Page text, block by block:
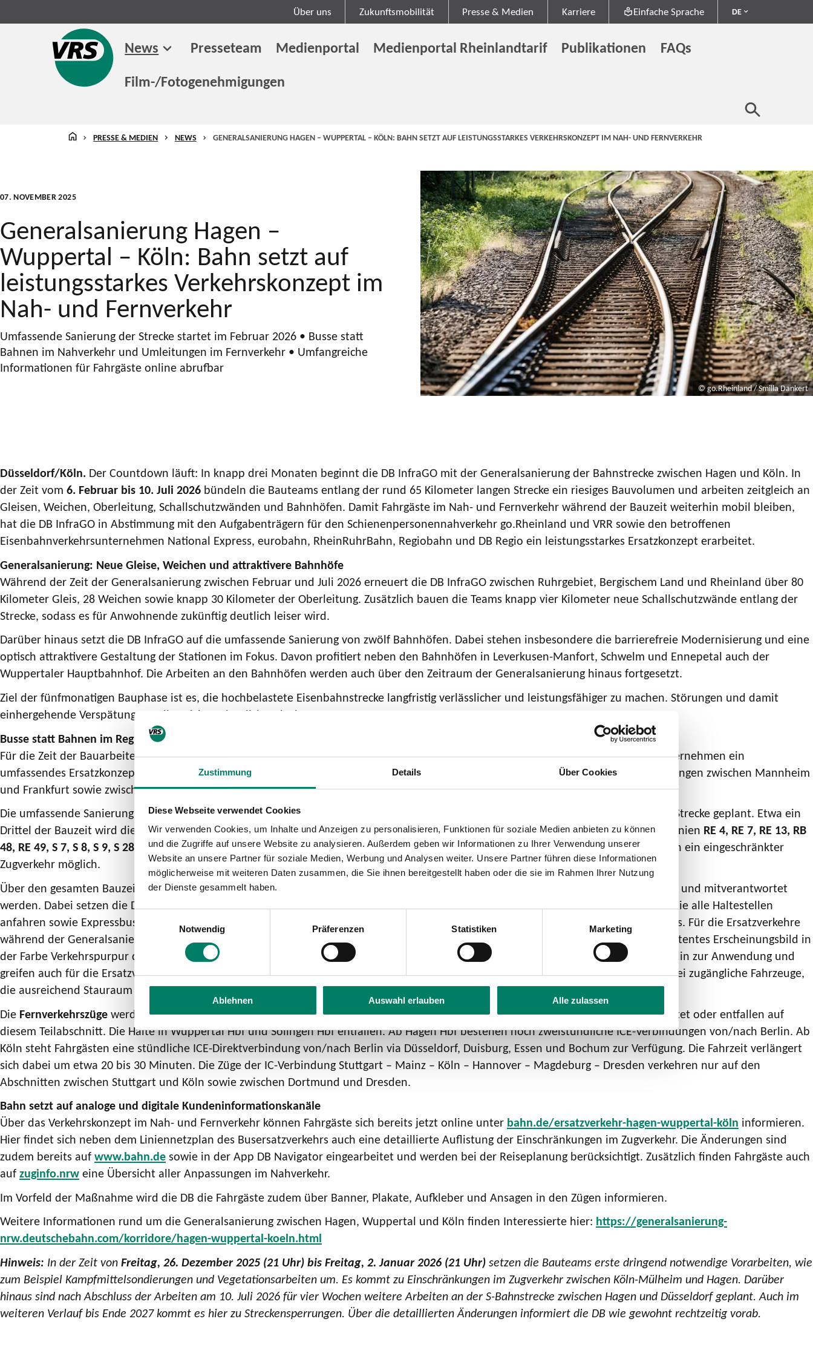
Zustimmung Details Über Cookies
Diese Webseite verwendet Cookies
Wir verwenden Cookies, um Inhalte und Anzeigen zu personalisieren, Funktionen für soziale Medien anbieten zu können
und die Zugriffe auf unsere Website zu analysieren. Außerdem geben wir Informationen zu Ihrer Verwendung unserer
Website an unsere Partner für soziale Medien, Werbung und Analysen weiter. Unsere Partner führen diese Informationen
möglicherweise mit weiteren Daten zusammen, die Sie ihnen bereitgestellt haben oder die sie im Rahmen Ihrer Nutzung
der Dienste gesammelt haben.
Notwendig
Präferenzen Statistiken Marketing
Ablehnen Auswahl erlauben Alle zulassen
Über uns Zukunftsmobilität Presse & Medien Karriere Einfache Sprache DE
News Presseteam Medienportal Medienportal Rheinlandtarif Publikationen
FAQs
Film-/Fotogenehmigungen
STARTSEITE
PRESSE & MEDIEN NEWS GENERALSANIERUNG HAGEN – WUPPERTAL – KÖLN: BAHN SETZT AUF LEISTUNGSSTARKES VERKEHRSKONZEPT IM NAH- UND FERNVERKEHR
07. NOVEMBER 2025
Generalsanierung Hagen –
Wuppertal – Köln: Bahn setzt auf
leistungsstarkes Verkehrskonzept im
Nah- und Fernverkehr
Umfassende Sanierung der Strecke startet im Februar 2026 • Busse statt
Bahnen im Nahverkehr und Umleitungen im Fernverkehr • Umfangreiche
Informationen für Fahrgäste online abrufbar
© go.Rheinland / Smilla Dankert
Düsseldorf/Köln. Der Countdown läuft: In knapp drei Monaten beginnt die DB InfraGO mit der Generalsanierung der Bahnstrecke zwischen Hagen und Köln. In
der Zeit vom 6. Februar bis 10. Juli 2026 bündeln die Bauteams entlang der rund 65 Kilometer langen Strecke ein riesiges Bauvolumen und arbeiten zeitgleich an
Gleisen, Weichen, Oberleitung, Schallschutzwänden und Bahnhöfen. Damit Fahrgäste im Nah- und Fernverkehr während der Bauzeit weiterhin mobil bleiben,
hat die DB InfraGO in Abstimmung mit den Aufgabenträgern für den Schienenpersonennahverkehr go.Rheinland und VRR sowie den betroffenen
Eisenbahnverkehrsunternehmen National Express, eurobahn, RheinRuhrBahn, Regiobahn und DB Regio ein leistungsstarkes Ersatzkonzept erarbeitet.
Generalsanierung: Neue Gleise, Weichen und attraktivere Bahnhöfe
Während der Zeit der Generalsanierung zwischen Februar und Juli 2026 erneuert die DB InfraGO zwischen Ruhrgebiet, Bergischem Land und Rheinland über 80
Kilometer Gleis, 28 Weichen sowie knapp 30 Kilometer der Oberleitung. Zusätzlich bauen die Teams knapp vier Kilometer neue Schallschutzwände entlang der
Strecke, sodass es für Anwohnende zukünftig deutlich leiser wird.
Darüber hinaus setzt die DB InfraGO auf die umfassende Sanierung von zwölf Bahnhöfen. Dabei stehen insbesondere die barrierefreie Modernisierung und eine
optisch attraktivere Gestaltung der Stationen im Fokus. Davon profitiert neben den Bahnhöfen in Leverkusen-Manfort, Schwelm und Ennepetal auch der
Wuppertaler Hauptbahnhof. Die Arbeiten an den Bahnhöfen werden auch über den Zeitraum der Generalsanierung hinaus fortgesetzt.
Ziel der fünfmonatigen Bauphase ist es, die hochbelastete Eisenbahnstrecke langfristig verlässlicher und leistungsfähiger zu machen. Störungen und damit
einhergehende Verspätungen sollen sich so deutlich reduzieren.
Busse statt Bahnen im Regionalverkehr, Umleitungen im Fernverkehr
Für die Zeit der Bauarbeiten hat die DB InfraGO in Abstimmung mit den Aufgabenträgern und den betroffenen Eisenbahnverkehrsunternehmen ein
umfassendes Ersatzkonzept für den Nahverkehr erarbeitet. Dabei setzt die DB auch auf die Erfahrungen der bisherigen Generalsanierungen zwischen Mannheim
und Frankfurt sowie zwischen Hamburg und Berlin.
Die umfassende Sanierung der Strecke zwischen Hagen, Wuppertal und Köln ist während abwechselnder Voll- und Teilsperrungen der Strecke geplant. Etwa ein
Drittel der Bauzeit wird die Strecke für alle Züge voll gesperrt. Betroffen davon sind neben den IC-/ICE-Verbindungen die Nahverkehrslinien RE 4, RE 7, RE 13, RB
48, RE 49, S 7, S 8, S 9, S 28 und S 68. Rund zwei Drittel der Bauzeit ist auf der S-Bahnstrecke derS 8/S 9zwischen Wuppertal und Hagen ein eingeschränkter
Zugverkehr möglich.
Über den gesamten Bauzeitraum kommen auf den betroffenen
Ersatzbusse zum Einsatz, die von der DB koordiniert und mitverantwortet
werden. Dabei setzen die DB sowie die Verkehrsverbünde und Eisenbahnverkehrsunternehmen wie üblich auf einen Mix aus Bussen, die alle Haltestellen
anfahren sowie Expressbusse mit ausgewählten Halten. Die Busse sind in unterschiedlichen Takten von zehn bis 60 Minuten unterwegs. Für die Ersatzverkehre
während der Generalsanierungen hat die DB in Abstimmung mit den Aufgabenträgern einheitliche Qualitätsvorgaben sowie ein konsistentes Erscheinungsbild in
der Farbe Verkehrspurpur definiert. Diese Standards kommen aktuell bei der Generalsanierung der Strecke zwischen Hamburg und Berlin zur Anwendung und
greifen auch für die Ersatzverkehre auf der Strecke Hagen – Wuppertal – Köln. Dazu gehören unter anderem neuwertige und barrierefrei zugängliche Fahrzeuge,
die ausreichend Stauraum für Gepäck bieten und über WLAN an Bord verfügen.
Die Fernverkehrszügewerden während der Bauarbeiten grundsätzlich zwischen Köln und Dortmund via Düsseldorf und Essen umgeleitet oder entfallen auf
diesem Teilabschnitt. Die Halte in Wuppertal Hbf und Solingen Hbf entfallen. Ab Hagen Hbf bestehen noch zweistündliche ICE-Verbindungen von/nach Berlin. Ab
Köln steht Fahrgästen eine stündliche ICE-Direktverbindung von/nach Berlin via Düsseldorf, Duisburg, Essen und Bochum zur Verfügung. Die Fahrzeit verlängert
sich dabei um etwa 20 bis 30 Minuten. Die Züge der IC-Verbindung Stuttgart – Mainz – Köln – Hannover – Magdeburg – Dresden verkehren nur auf den
Abschnitten zwischen Stuttgart und Köln sowie zwischen Dortmund und Dresden.
Bahn setzt auf analoge und digitale Kundeninformationskanäle
Über das Verkehrskonzept im Nah- und Fernverkehr können Fahrgäste sich bereits jetzt online unter bahn.de/ersatzverkehr-hagen-wuppertal-köln informieren.
Hier findet sich neben dem Liniennetzplan des Busersatzverkehrs auch eine detaillierte Auflistung der Einschränkungen im Zugverkehr. Die Änderungen sind
zudem bereits aufwww.bahn.desowie in der App DB Navigator eingearbeitet und werden bei der Reiseplanung berücksichtigt. Zusätzlich finden Fahrgäste auch
aufzuginfo.nrweine Übersicht aller Anpassungen im Nahverkehr.
Im Vorfeld der Maßnahme wird die DB die Fahrgäste zudem über Banner, Plakate, Aufkleber und Ansagen in den Zügen informieren.
Weitere Informationen rund um die Generalsanierung zwischen Hagen, Wuppertal und Köln finden Interessierte hier: https://generalsanierung-
nrw.deutschebahn.com/korridore/hagen-wuppertal-koeln.html
Hinweis: In der Zeit vonFreitag, 26. Dezember 2025 (21 Uhr) bis Freitag, 2. Januar 2026 (21 Uhr)setzen die Bauteams erste dringend notwendige Vorarbeiten, wie
zum Beispiel Kampfmittelsondierungen und Vegetationsarbeiten um. Es kommt zu Einschränkungen im Zugverkehr zwischen Köln-Mülheim und Hagen. Darüber
hinaus sind nach Abschluss der Arbeiten am 10. Juli 2026 für vier Wochen weitere Arbeiten an der S-Bahnstrecke zwischen Hagen und Düsseldorf geplant. Auch im
weiteren Verlauf bis Ende 2027 kommt es hier zu Streckensperrungen. Über die detaillierten Änderungen informiert die DB wie gewohnt rechtzeitig vorab.